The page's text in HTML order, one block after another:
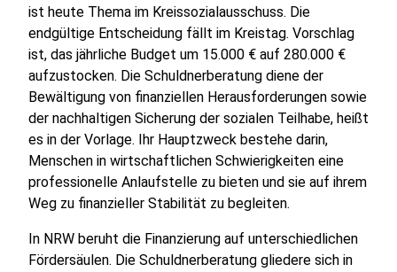
ist heute Thema im Kreissozialausschuss. Die
endgültige Entscheidung fällt im Kreistag. Vorschlag
ist, das jährliche Budget um 15.000 € auf 280.000 €
aufzustocken. Die Schuldnerberatung diene der
Bewältigung von finanziellen Herausforderungen sowie
der nachhaltigen Sicherung der sozialen Teilhabe, heißt
es in der Vorlage. Ihr Hauptzweck bestehe darin,
Menschen in wirtschaftlichen Schwierigkeiten eine
professionelle Anlaufstelle zu bieten und sie auf ihrem
Weg zu finanzieller Stabilität zu begleiten.
In NRW beruht die Finanzierung auf unterschiedlichen
Fördersäulen. Die Schuldnerberatung gliedere sich in